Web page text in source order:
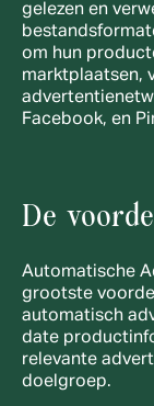
gelezen en
om hun
marktplaatsen,
Facebook, en
De
Automatische
grootste
automatisch
date
relevante
doelgroep.